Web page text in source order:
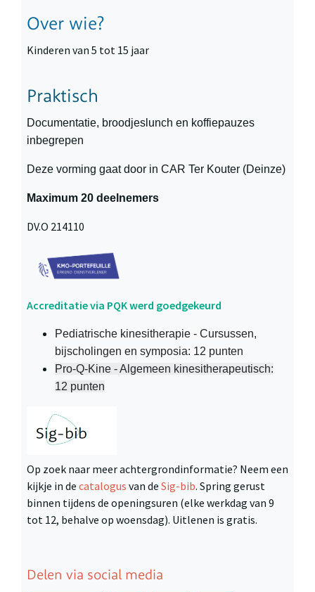
Over wie?
Kinderen van 5 tot 15 jaar
Praktisch
Documentatie, broodjeslunch en koffiepauzes
inbegrepen
Deze vorming gaat door in CAR Ter Kouter (Deinze)
Maximum 20 deelnemers
DV.O 214110
Accreditatie via PQK werd goedgekeurd
Pediatrische kinesitherapie - Cursussen,
bijscholingen en symposia: 12 punten
Pro-Q-Kine - Algemeen kinesitherapeutisch:
12 punten
Op zoek naar meer achtergrondinformatie? Neem een
kijkje in de catalogus van de Sig-bib. Spring gerust
binnen tijdens de openingsuren (elke werkdag van 9
tot 12, behalve op woensdag). Uitlenen is gratis.
Delen via social media